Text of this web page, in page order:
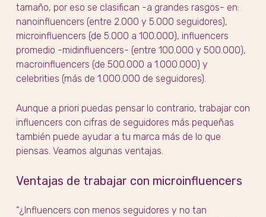
tamaño, por eso se clasifican -a grandes rasgos- en:
nanoinfluencers (entre 2.000 y 5.000 seguidores),
microinfluencers (de 5.000 a 100.000), influencers
promedio -midinfluencers- (entre 100.000 y 500.000),
macroinfluencers (de 500.000 a 1.000.000) y
celebrities (más de 1.000.000 de seguidores).
Aunque a priori puedas pensar lo contrario, trabajar con
influencers con cifras de seguidores más pequeñas
también puede ayudar a tu marca más de lo que
piensas. Veamos algunas ventajas.
Ventajas de trabajar con microinfluencers
“¿Influencers con menos seguidores y no tan